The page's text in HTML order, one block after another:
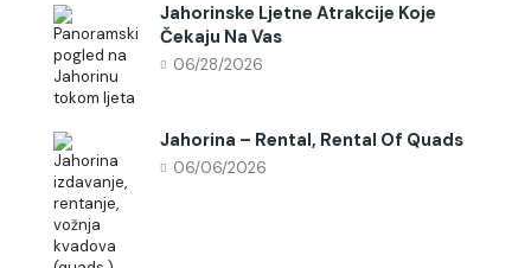
Jahorinske Ljetne Atrakcije Koje
Čekaju Na Vas
06/28/2026
Jahorina – Rental, Rental Of Quads
06/06/2026